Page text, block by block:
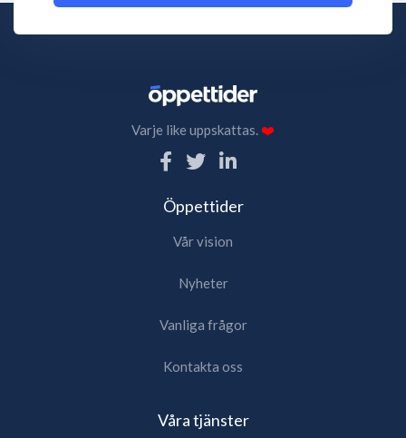
Varje like uppskattas.❤️
Öppettider
Vår vision
Nyheter
Vanliga frågor
Kontakta oss
Våra tjänster